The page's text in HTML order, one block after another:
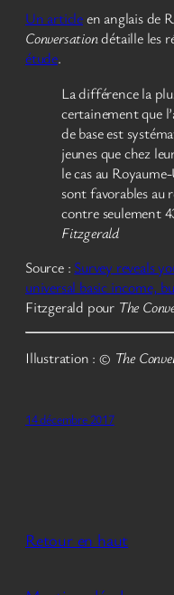
Un articleen anglais de
Conversationdétaille les
étude.
La différence la
certainement que
de base est
jeunes que chez
le cas au
sont favorables au
contre seulement
Fitzgerald
Source : Survey reveals
universal basic income,
Fitzgerald pour The
Illustration : © The
14 décembre 2017
Retour en haut